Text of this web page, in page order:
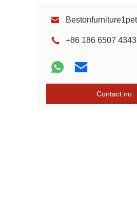
+86 186 6507 4343
Contact nu